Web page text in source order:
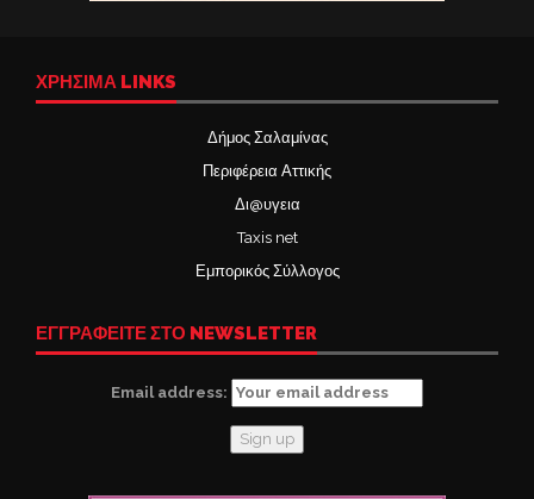
ΧΡΉΣΙΜΑ LINKS
Δήμος Σαλαμίνας
Περιφέρεια Αττικής
Δι@υγεια
Taxis net
Εμπορικός Σύλλογος
ΕΓΓΡΑΦΕΙΤΕ ΣΤΟ NEWSLETTER
Email address: